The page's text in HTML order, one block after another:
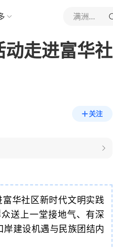
满洲里日报
动走进富华社
关注
华社区新时代文明实践
送上一堂接地气、有深
建设机遇与民族团结内